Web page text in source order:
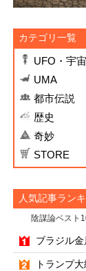
カテゴリ一覧
UFO・宇
UMA
都市伝説
歴史
奇妙
STORE
人気記事ラン
陰謀論ベスト
・
・